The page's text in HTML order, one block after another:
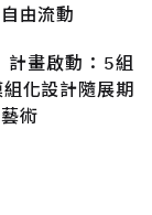
由流動
計畫啟動：5組
化設計隨展期
術